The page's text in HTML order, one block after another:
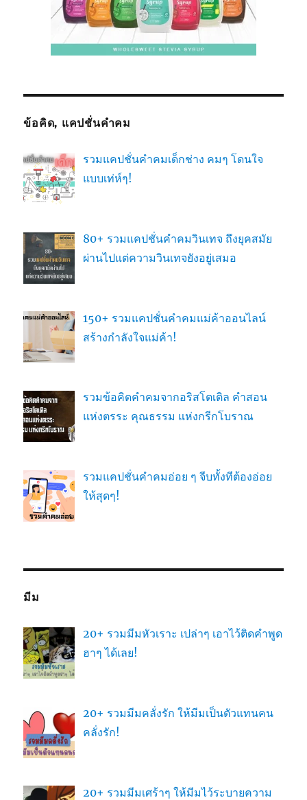
ข้อคิด, แคปชั่นคำคม
รวมแคปชั่นคำคมเด็กช่าง คมๆ โดนใจ
แบบเท่ห์ๆ!
80+ รวมแคปชั่นคำคมวินเทจ ถึงยุคสมัย
ผ่านไปแต่ความวินเทจยังอยู่เสมอ
150+ รวมแคปชั่นคำคมแม่ค้าออนไลน์
สร้างกำลังใจแม่ค้า!
รวมข้อคิดคำคมจากอริสโตเติล คำสอน
แห่งตรระ คุณธรรม แห่งกรีกโบราณ
รวมแคปชั่นคำคมอ่อย ๆ จีบทั้งทีต้องอ่อย
ให้สุดๆ!
มีม
20+ รวมมีมหัวเราะ เปล่าๆ เอาไว้ติดคำพูด
ฮาๆ ได้เลย!
20+ รวมมีมคลั่งรัก ให้มีมเป็นตัวแทนคน
คลั่งรัก!
20+ รวมมีมเศร้าๆ ให้มีมไว้ระบายความ